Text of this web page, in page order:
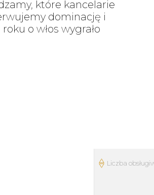
które kancelarie
dominację i
o włos wygrało